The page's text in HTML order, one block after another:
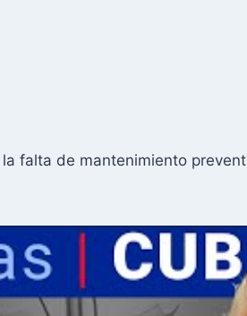
falta de mantenimiento